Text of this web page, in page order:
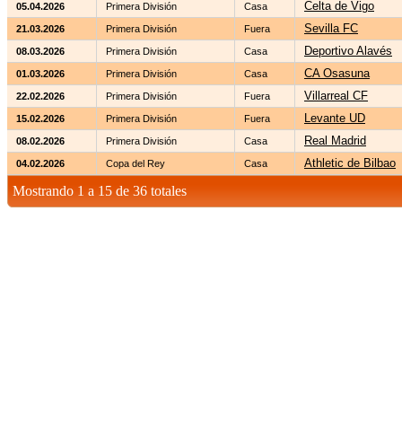
05.04.2026 Primera División Casa Celta de Vigo
21.03.2026 Primera División Fuera Sevilla FC
08.03.2026 Primera División Casa Deportivo Alavés
01.03.2026 Primera División Casa CA Osasuna
22.02.2026 Primera División Fuera Villarreal CF
15.02.2026 Primera División Fuera Levante UD
08.02.2026 Primera División Casa Real Madrid
04.02.2026 Copa del Rey Casa Athletic de Bilbao
Mostrando 1 a 15 de 36 totales